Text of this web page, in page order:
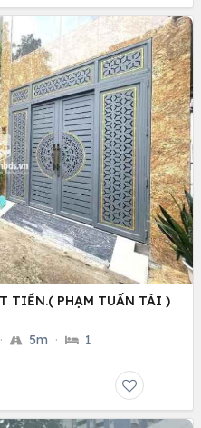
TIỀN.( PHẠM TUẤN TÀI )
· 5m · 1